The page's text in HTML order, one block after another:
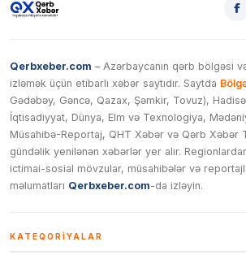
Qerbxeber.com – Azərbaycanın qərb bölgəsi
izləmək üçün etibarlı xəbər saytıdır. Saytda
Gədəbəy, Gəncə, Qazax, Şəmkir, Tovuz),
İqtisadiyyat, Dünya, Elm və Texnologiya,
Müsahibə-Reportaj, QHT Xəbər və Qərb Xəbər
gündəlik yenilənən xəbərlər yer alır.
ictimai-sosial mövzular, müsahibələr və
məlumatları Qerbxeber.com-da izləyin.
KATEQORIYALAR